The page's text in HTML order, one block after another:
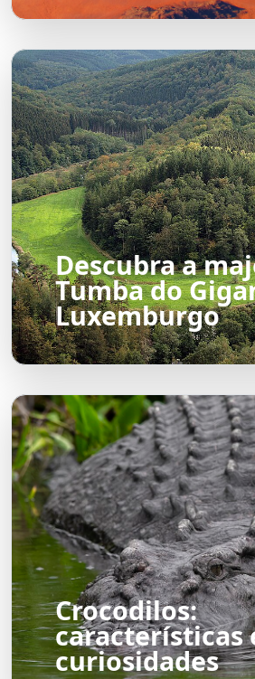
Descubra a
Tumba do
Luxemburgo
Crocodilos:
características
curiosidades